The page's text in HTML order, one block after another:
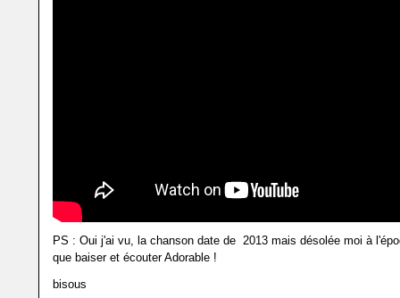
PS : Oui j'ai vu, la chanson date de 2013 mais désolée moi à
que baiser et écouter Adorable !
bisous